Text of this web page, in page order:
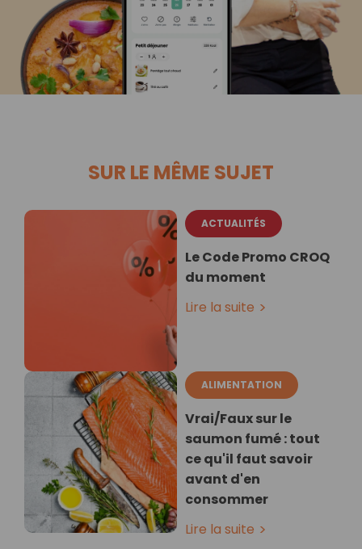
SUR LE MÊME SUJET
ACTUALITÉS
Le Code Promo CROQ
du moment
Lire la suite
ALIMENTATION
Vrai/Faux sur le
saumon fumé : tout
ce qu'il faut savoir
avant d'en
consommer
Lire la suite